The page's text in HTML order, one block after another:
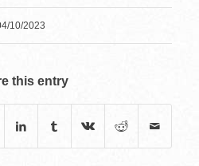
10/2023
this entry